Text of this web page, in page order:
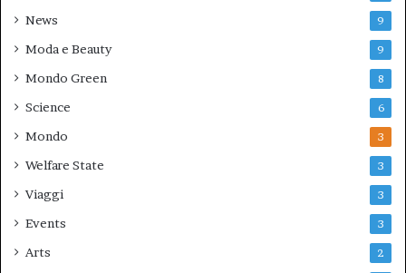
News 9
Moda e Beauty 9
Mondo Green 8
Science 6
Mondo 3
Welfare State 3
Viaggi 3
Events 3
Arts 2